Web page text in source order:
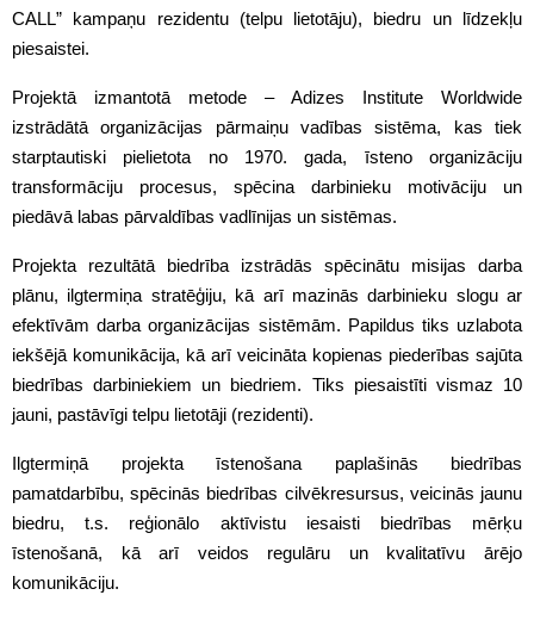
CALL” kampaņu rezidentu (telpu lietotāju), biedru un līdzekļu
piesaistei.
Projektā izmantotā metode – Adizes Institute Worldwide
izstrādātā organizācijas pārmaiņu vadības sistēma, kas tiek
starptautiski pielietota no 1970. gada, īsteno organizāciju
transformāciju procesus, spēcina darbinieku motivāciju un
piedāvā labas pārvaldības vadlīnijas un sistēmas.
Projekta rezultātā biedrība izstrādās spēcinātu misijas darba
plānu, ilgtermiņa stratēģiju, kā arī mazinās darbinieku slogu ar
efektīvām darba organizācijas sistēmām. Papildus tiks uzlabota
iekšējā komunikācija, kā arī veicināta kopienas piederības sajūta
biedrības darbiniekiem un biedriem. Tiks piesaistīti vismaz 10
jauni, pastāvīgi telpu lietotāji (rezidenti).
Ilgtermiņā projekta īstenošana paplašinās biedrības
pamatdarbību, spēcinās biedrības cilvēkresursus, veicinās jaunu
biedru, t.s. reģionālo aktīvistu iesaisti biedrības mērķu
īstenošanā, kā arī veidos regulāru un kvalitatīvu ārējo
komunikāciju.